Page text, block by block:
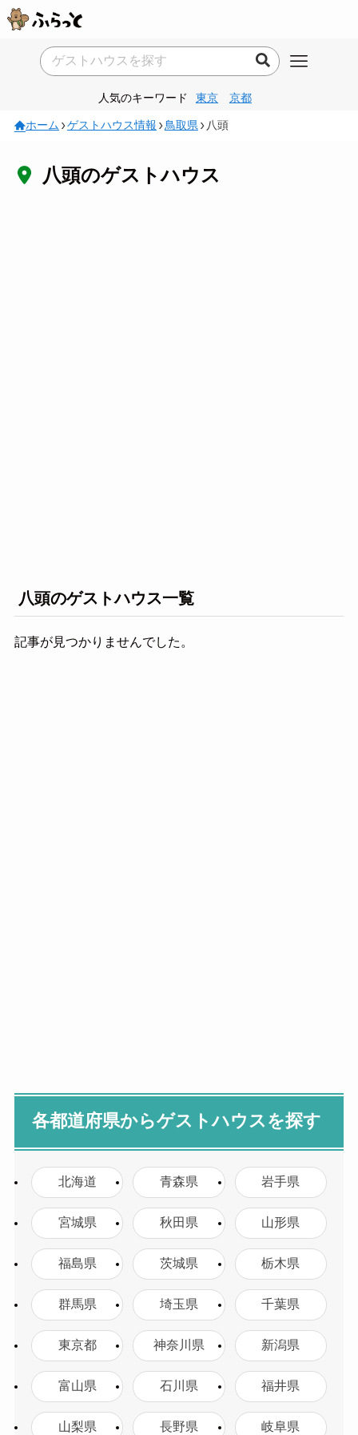
人気のキーワード 東京 京都
ホーム ゲストハウス情報 鳥取県 八頭
八頭のゲストハウス
八頭のゲストハウス一覧
記事が見つかりませんでした。
各都道府県からゲストハウスを探す
北海道 青森県 岩手県
宮城県 秋田県 山形県
福島県 茨城県 栃木県
群馬県 埼玉県 千葉県
東京都 神奈川県 新潟県
富山県 石川県 福井県
山梨県 長野県 岐阜県